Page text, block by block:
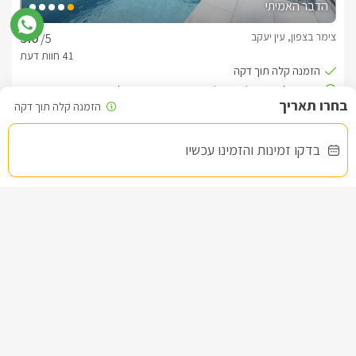
בדקו זמינות והזמינו עכשיו
עם בעל המתחם*סביב ישוב שעל מגוון רחב של אטרקציות, פרט
לחרמון היפה והמושלג, קרובים לטיול מפלים / נחלים , תוכלו למצוא
מבחר טיולים רגליים, טיולי ג'יפים ורייזרים, סיורי יקבים וטעימות יין,
כחצי שעה מהישוב ומגוון מסעדות.
לצפייה במדיניות ותנאי הזמנה - לחצו כאן
מעודכנים ומאומתים. תוכלו לבדוק ולבצע הזמנה באהבה רבה ♥
הדבר האמיתי
/5
צימר בצפון, עין יעקב
החל מ- ₪1500